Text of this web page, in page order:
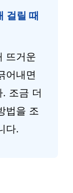
걸릴 때
뜨거운
어내면
조금 더
법을 조
다.